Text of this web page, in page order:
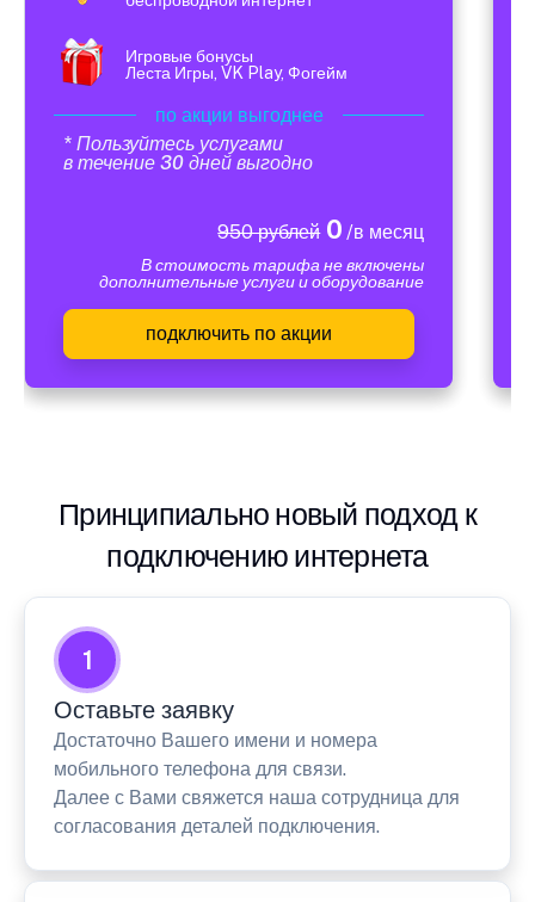
Игровые бонусы
Леста Игры, VK Play, Фогейм
по акции выгоднее
* Пользуйтесь услугами
в течение 30 дней выгодно
950 рублей0 /в месяц
В стоимость тарифа не включены
дополнительные услуги и оборудование
подключить по акции
Принципиально новый подход к
подключению интернета
1
Оставьте заявку
Достаточно Вашего имени и номера
мобильного телефона для связи.
Далее с Вами свяжется наша сотрудница для
согласования деталей подключения.